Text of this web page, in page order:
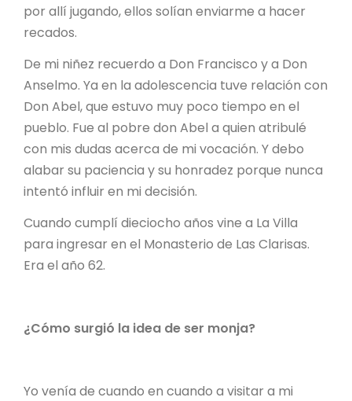
por allí jugando, ellos solían enviarme a hacer
recados.
De mi niñez recuerdo a Don Francisco y a Don
Anselmo. Ya en la adolescencia tuve relación con
Don Abel, que estuvo muy poco tiempo en el
pueblo. Fue al pobre don Abel a quien atribulé
con mis dudas acerca de mi vocación. Y debo
alabar su paciencia y su honradez porque nunca
intentó influir en mi decisión.
Cuando cumplí dieciocho años vine a La Villa
para ingresar en el Monasterio de Las Clarisas.
Era el año 62.
¿Cómo surgió la idea de ser monja?
Yo venía de cuando en cuando a visitar a mi